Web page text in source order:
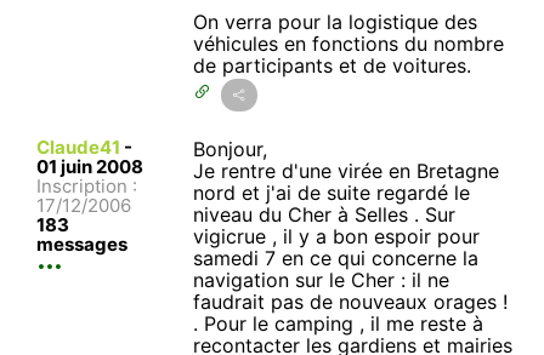
On verra pour la logistique des
véhicules en fonctions du nombre
de participants et de voitures.
Claude41 -
01 juin 2008
Inscription :
17/12/2006
183
messages
Bonjour,
Je rentre d'une virée en Bretagne
nord et j'ai de suite regardé le
niveau du Cher à Selles . Sur
vigicrue , il y a bon espoir pour
samedi 7 en ce qui concerne la
navigation sur le Cher : il ne
faudrait pas de nouveaux orages !
. Pour le camping , il me reste à
recontacter les gardiens et mairies